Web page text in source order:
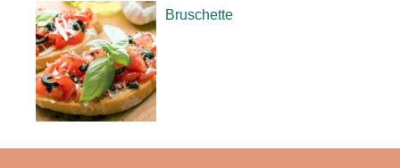
Bruschette